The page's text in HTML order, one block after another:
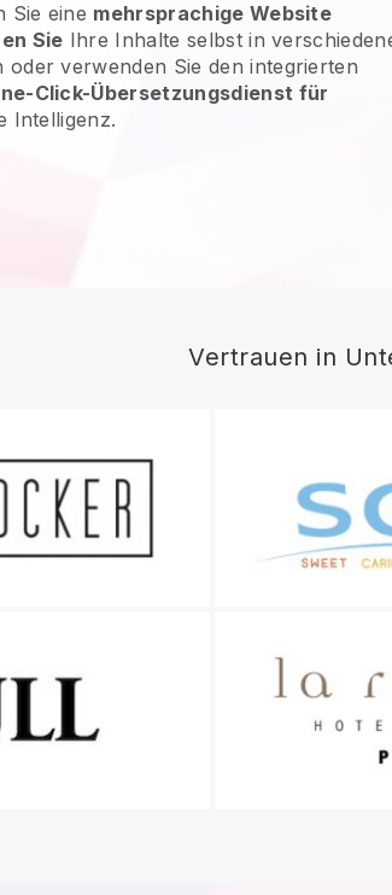
Sie eine mehrsprachige Website
Sie Ihre Inhalte selbst in
oder verwenden Sie den integrierten
Click-Übersetzungsdienst für
Intelligenz.
Vertrauen in